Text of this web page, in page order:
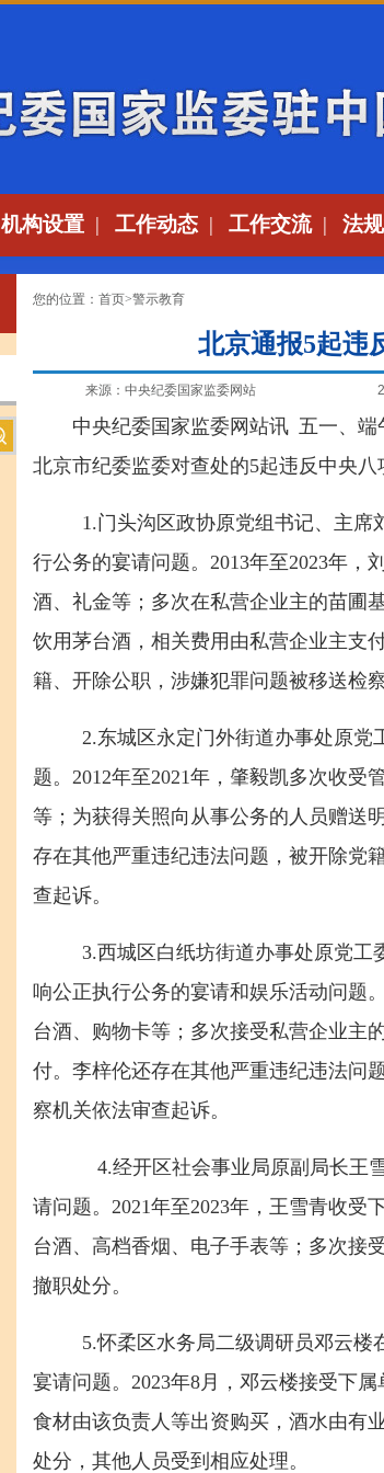
机构设置 | 工作动态 | 工作交流| 法
您的位置： 首页>警示教育
北京通报5起违
来源：中央纪委国家监委网站
中央纪委国家监委网站讯 五一、端
北京市纪委监委对查处的5起违反中央八
1.门头沟区政协原党组书记、主
行公务的宴请问题。 2013年至2023年，
酒、礼金等；多次在私营企业主的苗圃
饮用茅台酒，相关费用由私营企业主支
籍、开除公职，涉嫌犯罪问题被移送检
2.东城区永定门外街道办事处原党
题。 2012年至2021年，肇毅凯多次收受
等；为获得关照向从事公务的人员赠送
存在其他严重违纪违法问题，被开除党
查起诉。
3.西城区白纸坊街道办事处原党工
响公正执行公务的宴请和娱乐活动问题。
台酒、购物卡等；多次接受私营企业主
付。李梓伦还存在其他严重违纪违法问
察机关依法审查起诉。
4.经开区社会事业局原副局长王
请问题。 2021年至2023年，王雪青收受
台酒、高档香烟、电子手表等；多次接
撤职处分。
5.怀柔区水务局二级调研员邓云
宴请问题。 2023年8月，邓云楼接受下
食材由该负责人等出资购买，酒水由有
处分，其他人员受到相应处理。